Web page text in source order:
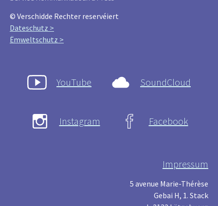
© Verschidde Rechter reservéiert
Dateschutz >
Ëmweltschutz >
YouTube SoundCloud
Instagram Facebook
Impressum
5 avenue Marie-Thérèse
Gebai H, 1. Stack